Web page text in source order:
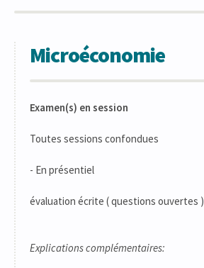
Microéconomie
Examen(s) en session
Toutes sessions confondues
- En présentiel
évaluation écrite ( questions ouvertes )
Explications complémentaires: